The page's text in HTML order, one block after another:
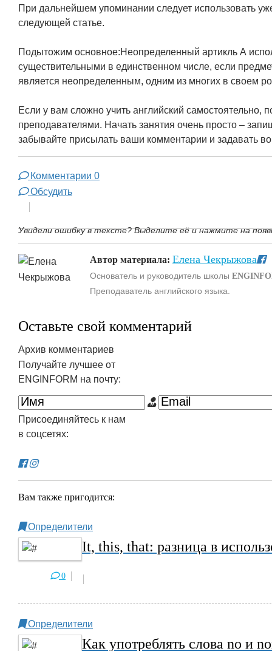
При дальнейшем упоминании следует использовать
следующей статье.
Подытожим основное:Неопределенный артикль А
существительными в единственном числе, если
является неопределенным, одним из многих в своем
Если у вам сложно учить английский самостоятельно,
преподавателями. Начать занятия очень просто –
забывайте присылать ваши комментарии и задавать
Комментарии 0
Обсудить
Увидели ошибку в тексте? Выделите её и нажмите на
Автор материала: Елена Чекрыжова
Основатель и руководитель школы
Преподаватель английского языка.
Оставьте свой комментарий
Архив комментариев
Получайте лучшее от
ENGINFORM на почту:
Присоединяйтесь к нам
в соцсетях:
Вам также пригодится:
Определители
It, this, that: разница в
0
Определители
Как употреблять слова no и